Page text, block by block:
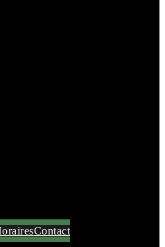
Contact